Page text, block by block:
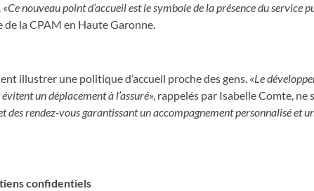
Ce nouveau point d’accueil est le symbole de la présence du service
la CPAM en Haute Garonne.
illustrer une politique d’accueil proche des gens. «Le
un déplacement à l’assuré», rappelés par Isabelle Comte,
des rendez-vous garantissant un accompagnement personnalisé et
confidentiels